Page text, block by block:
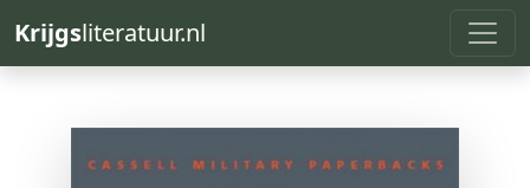
Krijgsliteratuur.nl